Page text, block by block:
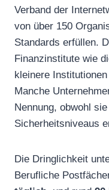
Verband der
von über 150
Standards erfüllen.
Finanzinstitute wie
kleinere
Manche
Nennung, obwohl
Sicherheitsniveaus
Die Dringlichkeit
Berufliche